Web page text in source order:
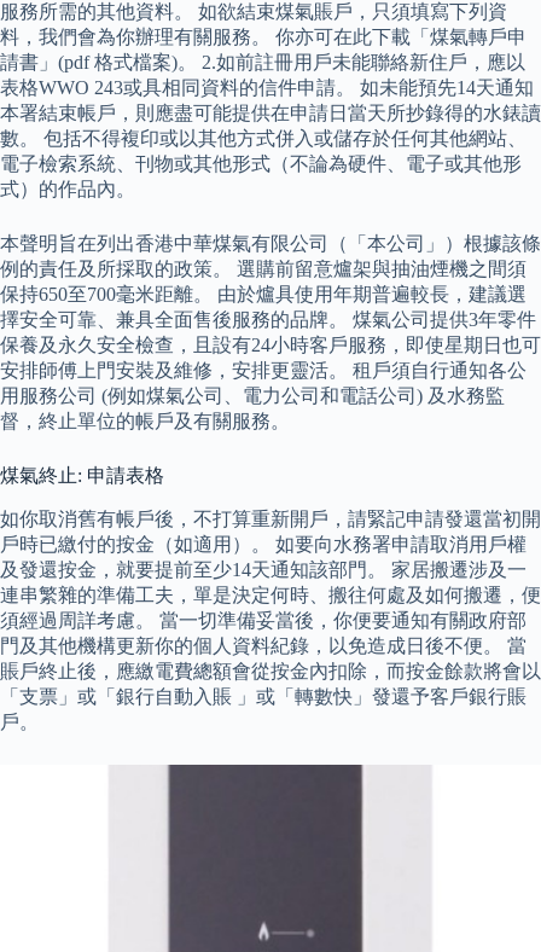
服務所需的其他資料。 如欲結束煤氣賬戶，只須填寫下列資
料，我們會為你辦理有關服務。 你亦可在此下載「煤氣轉戶申
請書」(pdf 格式檔案)。 2.如前註冊用戶未能聯絡新住戶，應以
表格WWO 243或具相同資料的信件申請。 如未能預先14天通知
本署結束帳戶，則應盡可能提供在申請日當天所抄錄得的水錶讀
數。 包括不得複印或以其他方式併入或儲存於任何其他網站、
電子檢索系統、刊物或其他形式（不論為硬件、電子或其他形
式）的作品內。
本聲明旨在列出香港中華煤氣有限公司（「本公司」）根據該條
例的責任及所採取的政策。 選購前留意爐架與抽油煙機之間須
保持650至700毫米距離。 由於爐具使用年期普遍較長，建議選
擇安全可靠、兼具全面售後服務的品牌。 煤氣公司提供3年零件
保養及永久安全檢查，且設有24小時客戶服務，即使星期日也可
安排師傅上門安裝及維修，安排更靈活。 租戶須自行通知各公
用服務公司 (例如煤氣公司、電力公司和電話公司) 及水務監
督，終止單位的帳戶及有關服務。
煤氣終止: 申請表格
如你取消舊有帳戶後，不打算重新開戶，請緊記申請發還當初開
戶時已繳付的按金（如適用）。 如要向水務署申請取消用戶權
及發還按金，就要提前至少14天通知該部門。 家居搬遷涉及一
連串繁雜的準備工夫，單是決定何時、搬往何處及如何搬遷，便
須經過周詳考慮。 當一切準備妥當後，你便要通知有關政府部
門及其他機構更新你的個人資料紀錄，以免造成日後不便。 當
賬戶終止後，應繳電費總額會從按金內扣除，而按金餘款將會以
「支票」或「銀行自動入賬 」或「轉數快」發還予客戶銀行賬
戶。